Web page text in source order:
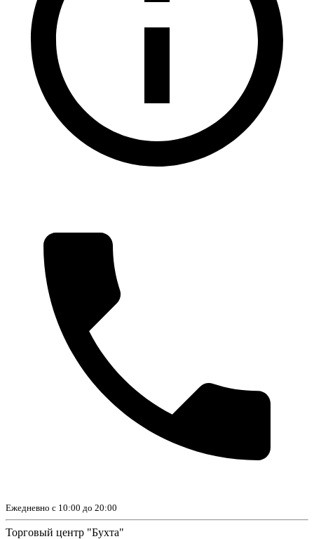
Ежедневно с 10:00 до 20:00
Торговый центр "Бухта"